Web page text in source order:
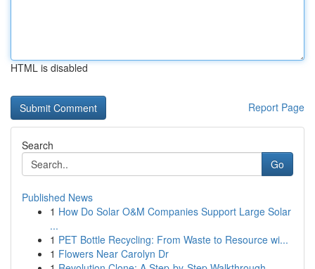
HTML is disabled
Report Page
Search
Go
Published News
1 How Do Solar O&M Companies Support Large Solar
...
1 PET Bottle Recycling: From Waste to Resource wi...
1 Flowers Near Carolyn Dr